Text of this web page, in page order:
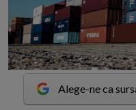
Alege-ne ca